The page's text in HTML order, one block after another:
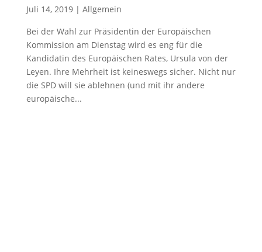
Juli 14, 2019| Allgemein
Bei der Wahl zur Präsidentin der Europäischen
Kommission am Dienstag wird es eng für die
Kandidatin des Europäischen Rates, Ursula von der
Leyen. Ihre Mehrheit ist keineswegs sicher. Nicht nur
die SPD will sie ablehnen (und mit ihr andere
europäische...